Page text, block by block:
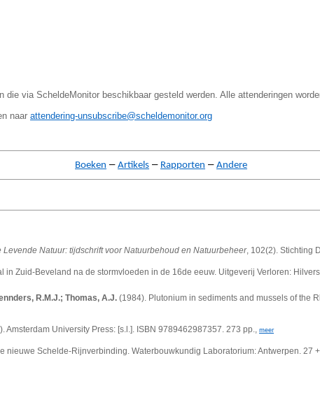
via ScheldeMonitor beschikbaar gesteld werden. Alle attenderingen
naar attendering-unsubscribe@scheldemonitor.org
Boeken – Artikels – Rapporten – Andere
Levende Natuur: tijdschrift voor Natuurbehoud en Natuurbeheer, 102(2). Stichting
in Zuid-Beveland na de stormvloeden in de 16de eeuw. Uitgeverij Verloren:
R.M.J.; Thomas, A.J. (1984). Plutonium in sediments and mussels of the
University Press: [s.l.]. ISBN 9789462987357. 273 pp., meer
Schelde-Rijnverbinding. Waterbouwkundig Laboratorium: Antwerpen. 27